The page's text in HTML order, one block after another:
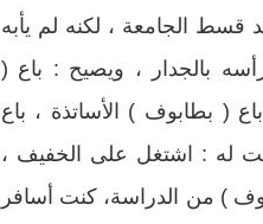
قسط الجامعة ، لكنه لم يأبه
بالجدار ، ويصيح : باع (
( بطابوف ) الأساتذة ، باع
له : اشتغل على الخفيف ،
) من الدراسة، كنت أسافر